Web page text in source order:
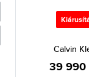
Calvin
39 990